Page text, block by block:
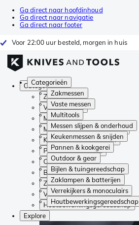
Ga direct naar hoofdinhoud
Ga direct naar navigatie
Ga direct naar footer
Voor 22:00 uur besteld, morgen in huis
Categorieën
Zakmessen
Vaste messen
Multitools
Messen slijpen & onderhoud
Keukenmessen & snijden
Pannen & kookgerei
Outdoor & gear
Bijlen & tuingereedschap
Zaklampen & batterijen
Verrekijkers & monoculairs
Houtbewerkingsgereedschap
Categorieën
Zakmessen
Vaste messen
Multitools
Messen slijpen & onderhoud
Keukenmessen & snijden
Pannen & kookgerei
Outdoor & gear
Bijlen & tuingereedschap
Zaklampen & batterijen
Verrekijkers & monoculairs
Houtbewerkingsgereedschap
Explore